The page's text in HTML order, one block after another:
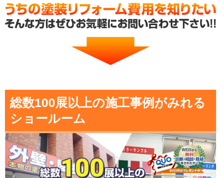
総数100展以上の施工事例がみれる
ショールーム